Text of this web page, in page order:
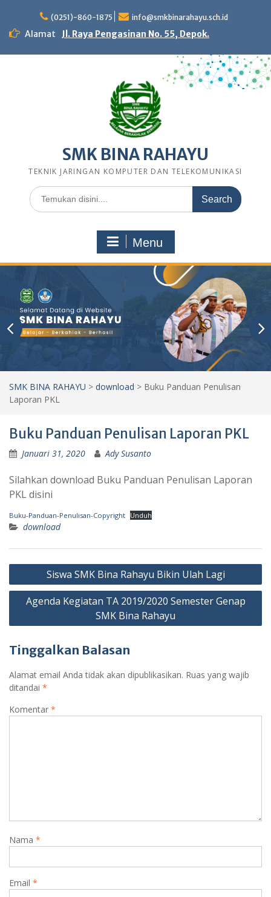
content
(0251)-860-1875 info@smkbinarahayu.sch.id
Alamat Jl. Raya Pengasinan No. 55, Depok.
SMK BINA RAHAYU
TEKNIK JARINGAN KOMPUTER DAN TELEKOMUNIKASI
Search
for:
Menu
SMK BINA RAHAYU > download > Buku Panduan Penulisan
Laporan PKL
Buku Panduan Penulisan Laporan PKL
Januari 31, 2020 Ady Susanto
Silahkan download Buku Panduan Penulisan Laporan
PKL disini
Buku-Panduan-Penulisan-Copyright Unduh
download
Navigasi
pos
Siswa SMK Bina Rahayu Bikin Ulah Lagi
Agenda Kegiatan TA 2019/2020 Semester Genap
SMK Bina Rahayu
Tinggalkan Balasan
Alamat email Anda tidak akan dipublikasikan. Ruas yang wajib
ditandai *
Komentar *
Nama *
Email *